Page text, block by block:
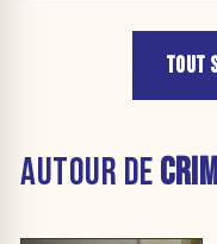
TOUT
AUTOUR DE